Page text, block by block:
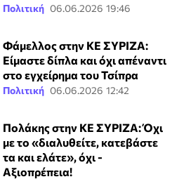
Πολιτική 06.06.2026 19:46
Φάμελλος στην ΚΕ ΣΥΡΙΖΑ:
Είμαστε δίπλα και όχι απέναντι
στο εγχείρημα του Τσίπρα
Πολιτική 06.06.2026 12:42
Πολάκης στην ΚΕ ΣΥΡΙΖΑ: Όχι
με το «διαλυθείτε, κατεβάστε
τα και ελάτε», όχι -
Αξιοπρέπεια!